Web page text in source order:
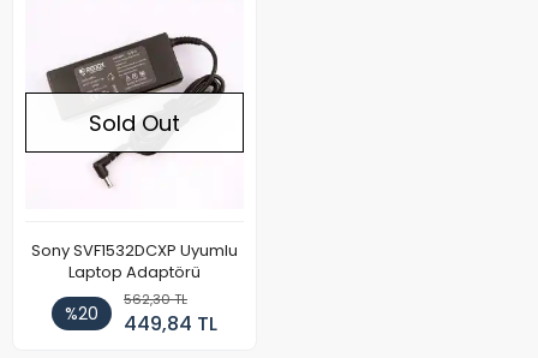
Sold Out
Sony SVF1532DCXP Uyumlu
Laptop Adaptörü
%20
562,30 TL
449,84 TL